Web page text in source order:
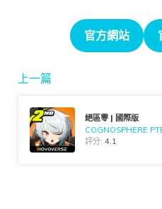
官方網站
上一篇
絕區零 | 國際版
COGNOSPHERE
評分:4.1